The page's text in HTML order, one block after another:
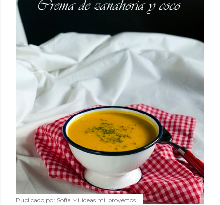
Publicado por Sofía Mil ideas mil proyectos